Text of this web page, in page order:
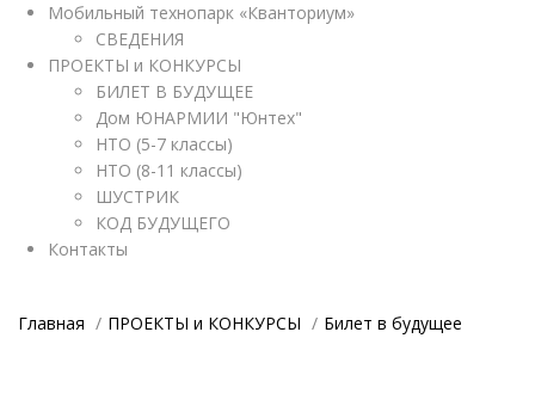
Мобильный технопарк «Кванториум»
СВЕДЕНИЯ
ПРОЕКТЫ и КОНКУРСЫ
БИЛЕТ В БУДУЩЕЕ
Дом ЮНАРМИИ "Юнтех"
НТО (5-7 классы)
НТО (8-11 классы)
ШУСТРИК
КОД БУДУЩЕГО
Контакты
Главная ПРОЕКТЫ и КОНКУРСЫ Билет в будущее